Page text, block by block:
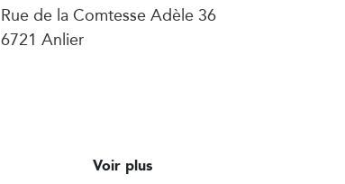
Rue de la Comtesse Adèle 36
6721 Anlier
Voir plus